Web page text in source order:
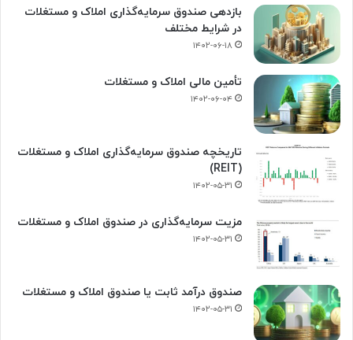
بازدهی صندوق سرمایه‌گذاری املاک و مستغلات
در شرایط مختلف
۱۴۰۲-۰۶-۱۸
تأمین مالی املاک و مستغلات
۱۴۰۲-۰۶-۰۴
تاریخچه صندوق سرمایه‌گذاری املاک و مستغلات
(REIT)
۱۴۰۲-۰۵-۳۱
مزیت سرمایه‌گذاری در صندوق املاک و مستغلات
۱۴۰۲-۰۵-۳۱
صندوق درآمد ثابت یا صندوق املاک و مستغلات
۱۴۰۲-۰۵-۳۱